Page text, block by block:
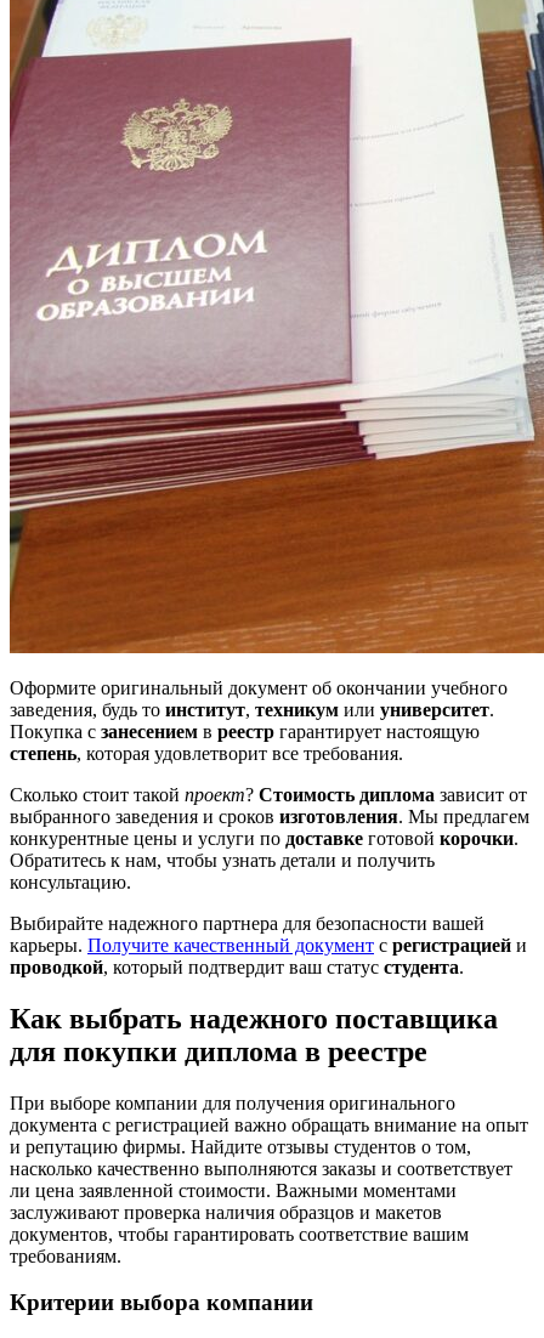
Оформите оригинальный документ об окончании учебного
заведения, будь то институт, техникум или университет.
Покупка с занесением в реестр гарантирует настоящую
степень, которая удовлетворит все требования.
Сколько стоит такой проект? Стоимость диплома зависит от
выбранного заведения и сроков изготовления. Мы предлагем
конкурентные цены и услуги по доставке готовой корочки.
Обратитесь к нам, чтобы узнать детали и получить
консультацию.
Выбирайте надежного партнера для безопасности вашей
карьеры. Получите качественный документ с регистрацией и
проводкой, который подтвердит ваш статус студента.
Как выбрать надежного поставщика
для покупки диплома в реестре
При выборе компании для получения оригинального
документа с регистрацией важно обращать внимание на опыт
и репутацию фирмы. Найдите отзывы студентов о том,
насколько качественно выполняются заказы и соответствует
ли цена заявленной стоимости. Важными моментами
заслуживают проверка наличия образцов и макетов
документов, чтобы гарантировать соответствие вашим
требованиям.
Критерии выбора компании